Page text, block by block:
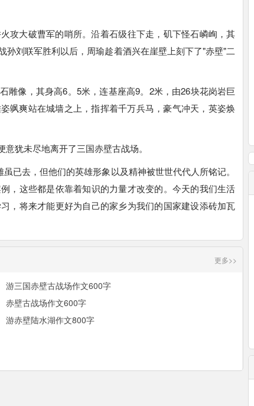
攻大破曹军的哨所。沿着石级往下走，矶下怪石嶙峋，其
刘联军胜利以后，周瑜趁着酒兴在崖壁上刻下了"赤壁"二
雕像，其身高6。5米，连基座高9。2米，由26块花岗岩巨
飒爽站在城墙之上，指挥着千万兵马，豪气冲天，英姿焕
犹未尽地离开了三国赤壁古战场。
已去，但他们的英雄形象以及精神被世世代代人所铭记。
，这些都是依靠着知识的力量才改变的。今天的我们生活
，将来才能更好为自己的家乡为我们的国家建设添砖加瓦
更多>>
游三国赤壁古战场作文600字
赤壁古战场作文600字
游赤壁陆水湖作文800字